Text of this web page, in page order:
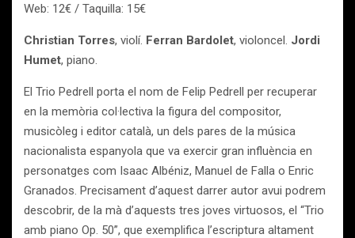
Web: 12€ / Taquilla: 15€
Christian Torres, violí. Ferran Bardolet, violoncel. Jordi
Humet, piano.
El Trio Pedrell porta el nom de Felip Pedrell per recuperar
en la memòria col·lectiva la figura del compositor,
musicòleg i editor català, un dels pares de la música
nacionalista espanyola que va exercir gran influència en
personatges com Isaac Albéniz, Manuel de Falla o Enric
Granados. Precisament d’aquest darrer autor avui podrem
descobrir, de la mà d’aquests tres joves virtuosos, el “Trio
amb piano Op. 50”, que exemplifica l’escriptura altament